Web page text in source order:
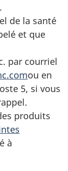
de la santé
et que
par courriel
ou en
5, si vous
produits
à